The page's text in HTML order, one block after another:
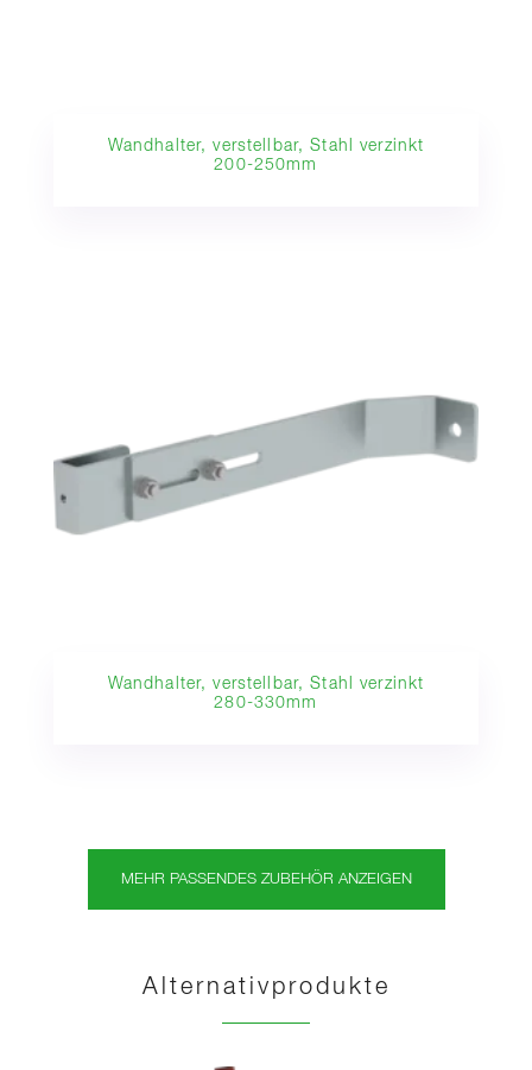
Wandhalter, verstellbar, Stahl verzinkt
200-250mm
Wandhalter, verstellbar, Stahl verzinkt
280-330mm
MEHR PASSENDES ZUBEHÖR ANZEIGEN
Alternativprodukte